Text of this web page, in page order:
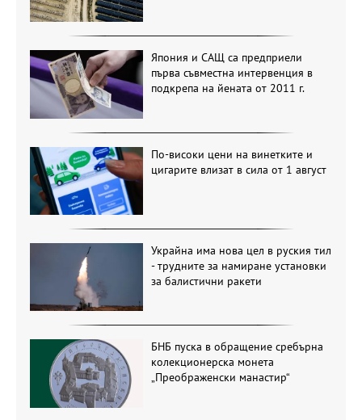
Япония и САЩ са предприели
първа съвместна интервенция в
подкрепа на йената от 2011 г.
По-високи цени на винетките и
цигарите влизат в сила от 1 август
Украйна има нова цел в руския тил
- трудните за намиране установки
за балистични ракети
БНБ пуска в обращение сребърна
колекционерска монета
„Преображенски манастир“